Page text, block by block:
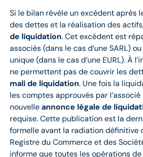
Si le bilan révèle un excédent après
des dettes et la réalisation des
de liquidation. Cet excédent est
associés (dans le cas d’une SARL)
unique (dans le cas d’une EURL). À
ne permettent pas de couvrir les
mali de liquidation. Une fois la
les comptes approuvés par l’associé
nouvelleannonce légale de
requise. Cette publication est la
formelle avant la radiation définitive
Registre du Commerce et des
informe que toutes les opérations